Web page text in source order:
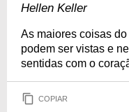
Hellen Keller
As maiores coisas
podem ser vistas e
sentidas com o
COPIAR